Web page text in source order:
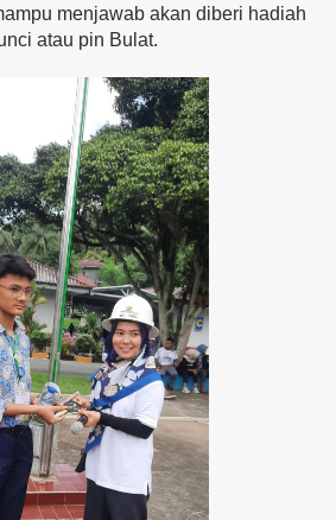
menjawab akan diberi hadiah
atau pin Bulat.